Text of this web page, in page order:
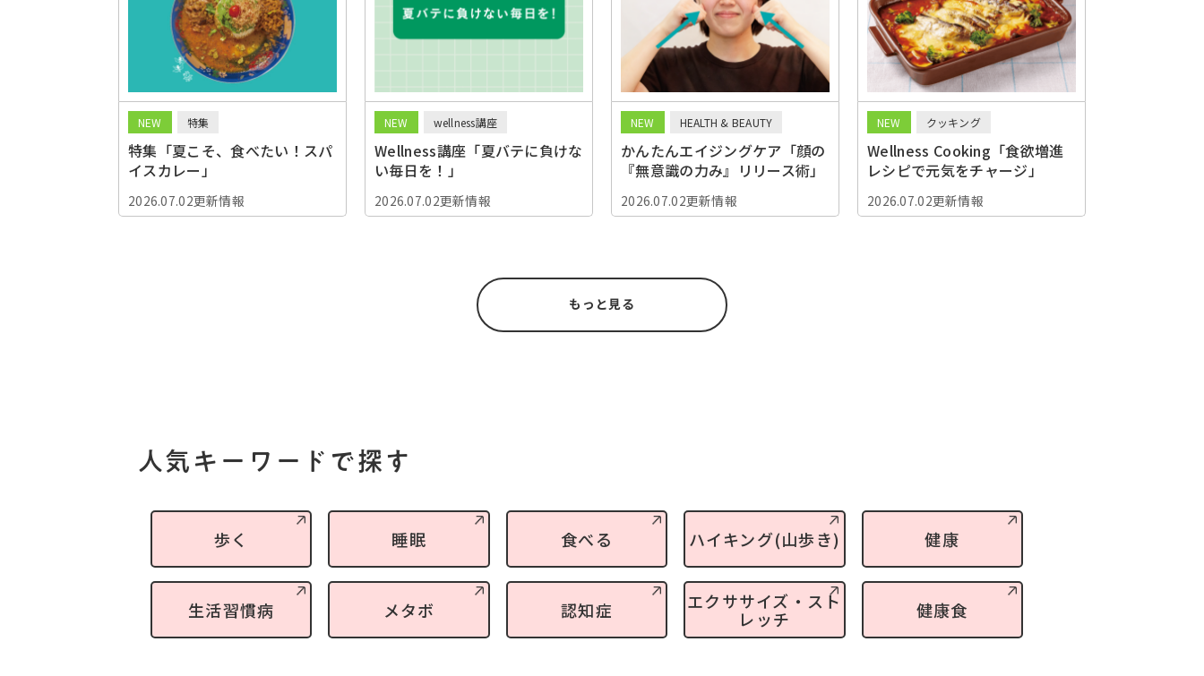
NEW 特集
特集「夏こそ、食べたい！スパ
イスカレー」
2026.07.02更新情報
NEW wellness講座
Wellness講座「夏バテに負けな
い毎日を！」
2026.07.02更新情報
NEW HEALTH & BEAUTY
かんたんエイジングケア「顔の
『無意識の力み』リリース術」
2026.07.02更新情報
NEW クッキング
Wellness Cooking「食欲増進
レシピで元気をチャージ」
2026.07.02更新情報
もっと見る
人気キーワードで探す
歩く 睡眠 食べる ハイキング(山歩き) 健康
生活習慣病 メタボ 認知症 エクササイズ・スト
レッチ 健康食